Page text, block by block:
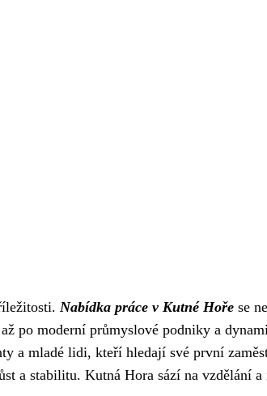
Nabídka práce v Kutné Hoře se
po moderní průmyslové podniky a
a mladé lidi, kteří hledají své první
a stabilitu. Kutná Hora sází na vzdělání a